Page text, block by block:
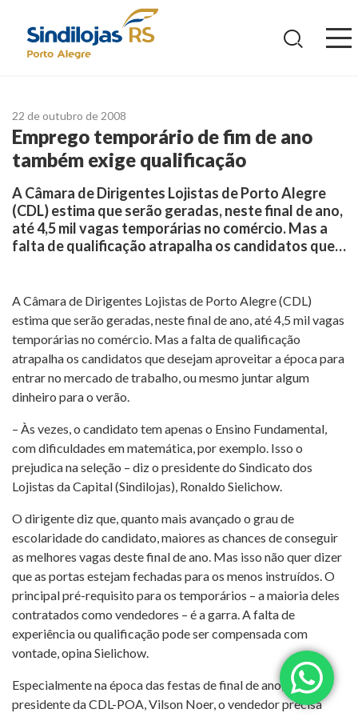
22 de outubro de 2008
Emprego temporário de fim de ano
também exige qualificação
A Câmara de Dirigentes Lojistas de Porto Alegre
(CDL) estima que serão geradas, neste final de ano,
até 4,5 mil vagas temporárias no comércio. Mas a
falta de qualificação atrapalha os candidatos que…
A Câmara de Dirigentes Lojistas de Porto Alegre (CDL)
estima que serão geradas, neste final de ano, até 4,5 mil vagas
temporárias no comércio. Mas a falta de qualificação
atrapalha os candidatos que desejam aproveitar a época para
entrar no mercado de trabalho, ou mesmo juntar algum
dinheiro para o verão.
– Às vezes, o candidato tem apenas o Ensino Fundamental,
com dificuldades em matemática, por exemplo. Isso o
prejudica na seleção – diz o presidente do Sindicato dos
Lojistas da Capital (Sindilojas), Ronaldo Sielichow.
O dirigente diz que, quanto mais avançado o grau de
escolaridade do candidato, maiores as chances de conseguir
as melhores vagas deste final de ano. Mas isso não quer dizer
que as portas estejam fechadas para os menos instruídos. O
principal pré-requisito para os temporários – a maioria deles
contratados como vendedores – é a garra. A falta de
experiência ou qualificação pode ser compensada com
vontade, opina Sielichow.
Especialmente na época das festas de final de ano, diz o
presidente da CDL-POA, Vilson Noer, o vendedor precisa